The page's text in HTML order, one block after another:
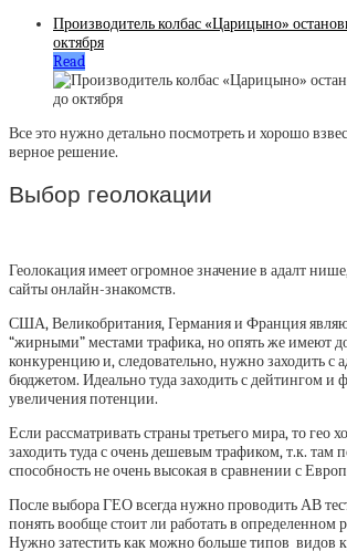
Производитель колбас «Царицыно»
октября
Read
Все это нужно детально посмотреть и хорошо
верное решение.
Выбор геолокации
Геолокация имеет огромное значение в адалт
сайты онлайн-знакомств.
США, Великобритания, Германия и Франция
“жирными” местами трафика, но опять же имеют
конкуренцию и, следовательно, нужно заходить с
бюджетом. Идеально туда заходить с дейтингом и
увеличения потенции.
Если рассматривать страны третьего мира, то гео
заходить туда с очень дешевым трафиком, т.к. там
способность не очень высокая в сравнении с
После выбора ГЕО всегда нужно проводить АВ
понять вообще стоит ли работать в определенном
Нужно затестить как можно больше типов видов